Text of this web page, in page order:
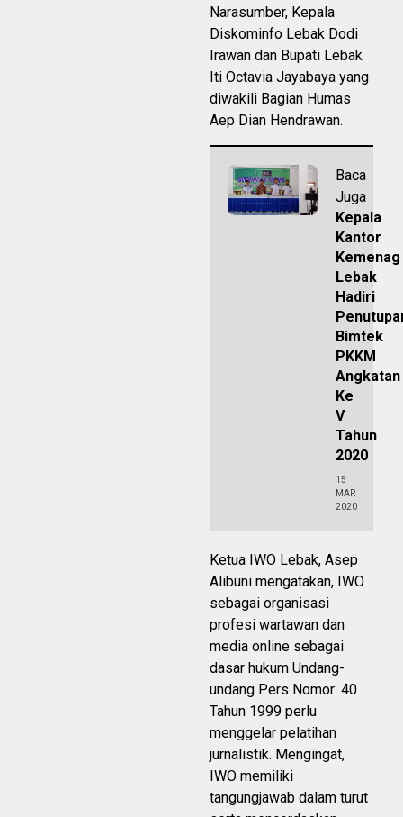
Narasumber, Kepala
Diskominfo Lebak Dodi
Irawan dan Bupati Lebak
Iti Octavia Jayabaya yang
diwakili Bagian Humas
Aep Dian Hendrawan.
Baca
Juga
Kepala
Kantor
Kemenag
Lebak
Hadiri
Bimtek
PKKM
Angkatan
Ke
V
Tahun
2020
15
MAR
2020
Ketua IWO Lebak, Asep
Alibuni mengatakan, IWO
sebagai organisasi
profesi wartawan dan
media online sebagai
dasar hukum Undang-
undang Pers Nomor: 40
Tahun 1999 perlu
menggelar pelatihan
jurnalistik. Mengingat,
IWO memiliki
tangungjawab dalam turut